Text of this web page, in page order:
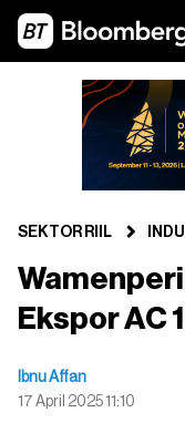
SEKTOR RIIL
Ekspor AC
Ibnu Affan
17 April 2025 11:10